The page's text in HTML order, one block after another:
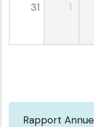
31 1
Rapport